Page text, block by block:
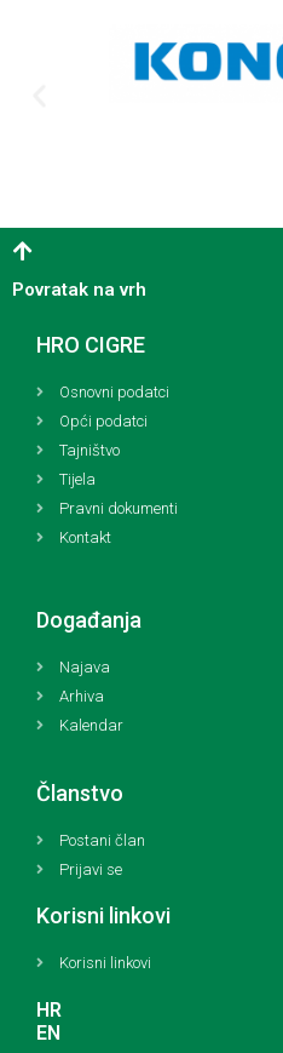
Povratak na vrh
HRO CIGRE
Osnovni podatci
Opći podatci
Tajništvo
Tijela
Pravni dokumenti
Kontakt
Događanja
Najava
Arhiva
Kalendar
Članstvo
Postani član
Prijavi se
Korisni linkovi
Korisni linkovi
HR
EN